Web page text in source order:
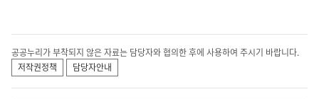
공공누리가 부착되지 않은 자료는 담당자와 협의한 후에 사용하여 주시기 바랍니다.
저작권정책
담당자안내